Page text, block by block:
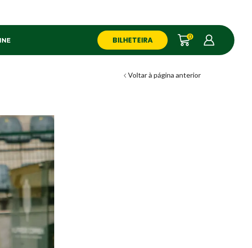
BILHETEIRA 0
Voltar à página anterior